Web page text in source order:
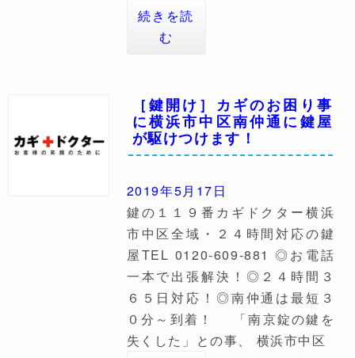
続きを読
む
［鍵開け］カギのお困り事
に横浜市中区南仲通に鍵屋
が駆けつけます！
2019年5月17日
鍵の１１９番カギドクター横浜
市中区全域・２４時間対応の鍵
屋TEL 0120-609-881 ◎お電話
一本で出張解決！◎２４時間３
６５日対応！◎南仲通は最短３
０分～到着！ 「南京錠の鍵を
失くした」との事、 横浜市中区